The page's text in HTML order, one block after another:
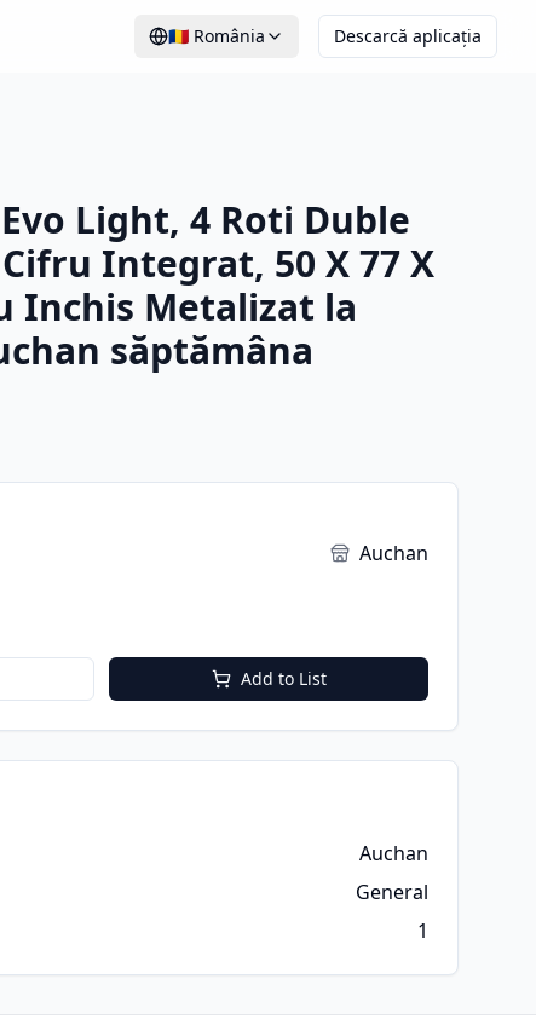
🇷🇴 România Descarcă aplicația
Light, 4 Roti Duble
Integrat, 50 X 77 X
Inchis Metalizat la
săptămâna
Auchan
Add to List
Auchan
General
1